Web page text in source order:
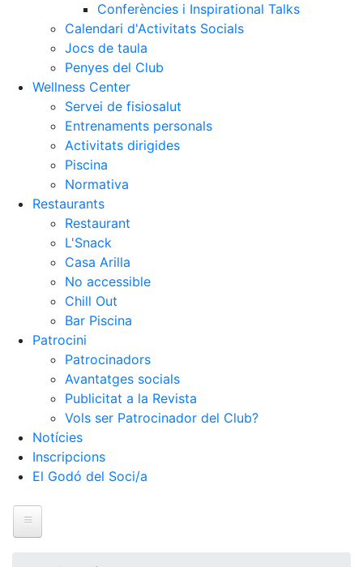
Conferències i Inspirational Talks
Calendari d'Activitats Socials
Jocs de taula
Penyes del Club
Wellness Center
Servei de fisiosalut
Entrenaments personals
Activitats dirigides
Piscina
Normativa
Restaurants
Restaurant
L'Snack
Casa Arilla
No accessible
Chill Out
Bar Piscina
Patrocini
Patrocinadors
Avantatges socials
Publicitat a la Revista
Vols ser Patrocinador del Club?
Notícies
Inscripcions
El Godó del Soci/a